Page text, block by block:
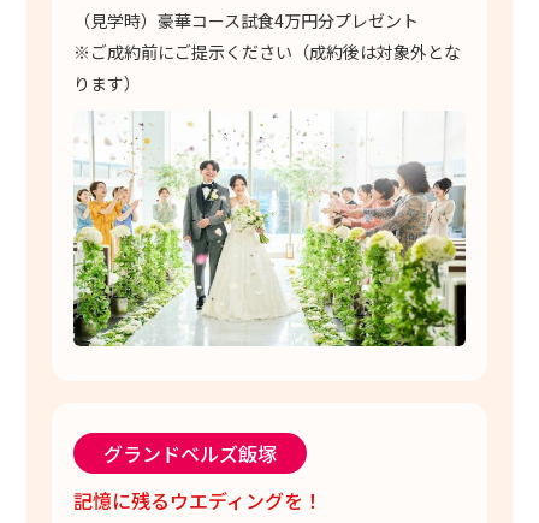
（見学時）豪華コース試食4万円分プレゼント
※ご成約前にご提示ください（成約後は対象外とな
ります）
グランドベルズ飯塚
記憶に残るウエディングを！